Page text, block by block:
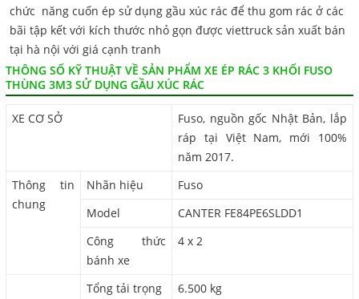
chức năng cuốn ép sử dụng gầu xúc rác để thu gom rác ở các
bãi tập kết với kích thước nhỏ gọn được viettruck sản xuất bán
tại hà nội với giá cạnh tranh
THÔNG SỐ KỸ THUẬT VỀ SẢN PHẨM XE ÉP RÁC 3 KHỐI FUSO
THÙNG 3M3 SỬ DỤNG GẦU XÚC RÁC
XE CƠ SỞ
Fuso, nguồn gốc Nhật Bản, lắp
ráp tại Việt Nam, mới 100%
năm 2017.
Thông tin
chung
Nhãn hiệu
Fuso
Model
CANTER FE84PE6SLDD1
Công thức
bánh xe
4 x 2
Tổng tải trọng
6.500 kg